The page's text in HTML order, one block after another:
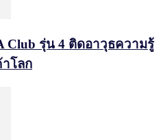
Club รุ่น 4 ติดอาวุธความรู้
โลก